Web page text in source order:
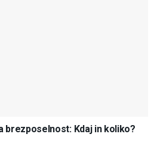
brezposelnost: Kdaj in koliko?